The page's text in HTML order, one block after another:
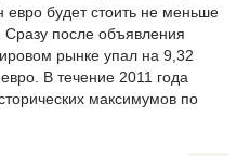
евро будет стоить не меньше
после объявления
рынке упал на 9,32
В течение 2011 года
максимумов по